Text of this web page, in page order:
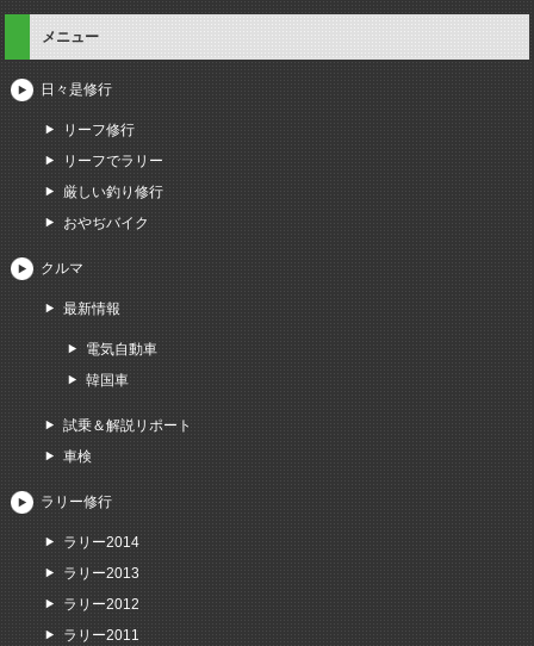
メニュー
日々是修行
リーフ修行
リーフでラリー
厳しい釣り修行
おやぢバイク
クルマ
最新情報
電気自動車
韓国車
試乗＆解説リポート
車検
ラリー修行
ラリー2014
ラリー2013
ラリー2012
ラリー2011